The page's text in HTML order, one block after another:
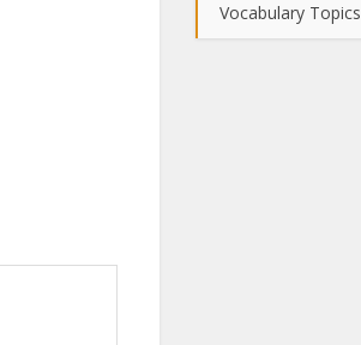
Vocabulary Topics